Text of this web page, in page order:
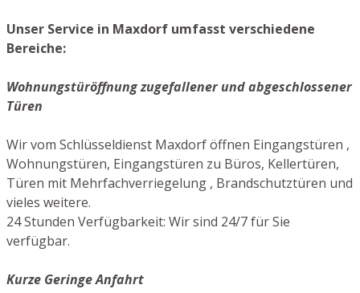
Unser Service in Maxdorf umfasst verschiedene
Bereiche:
Wohnungstüröffnung zugefallener und abgeschlossener
Türen
Wir vom Schlüsseldienst Maxdorf öffnen Eingangstüren ,
Wohnungstüren, Eingangstüren zu Büros, Kellertüren,
Türen mit Mehrfachverriegelung , Brandschutztüren und
vieles weitere.
24 Stunden Verfügbarkeit: Wir sind 24/7 für Sie
verfügbar.
Kurze Geringe Anfahrt